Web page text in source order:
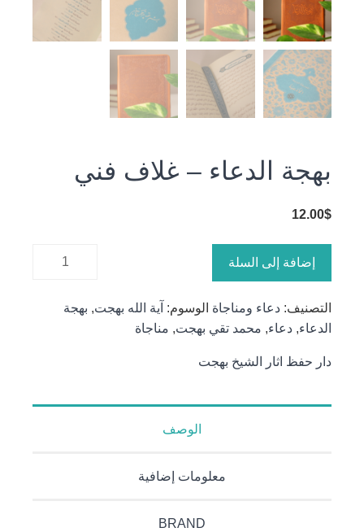
بهجة الدعاء – غلاف فني
12.00$
كمية بهجة
إضافة إلى السلة
التصنيف: دعاء ومناجاة الوسوم: آية الله بهجت, بهجة
الدعاء, دعاء, محمد تقي بهجت, مناجاة
دار حفظ اثار الشيخ بهجت
الوصف
معلومات إضافية
BRAND